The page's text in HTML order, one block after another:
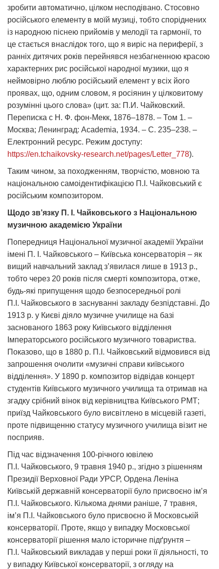
зробити автоматично, цілком несподівано. Стосовно
російського елементу в моїй музиці, тобто споріднених
із народною піснею прийомів у мелодії та гармонії, то
це стається внаслідок того, що я виріс на периферії, з
ранніх дитячих років перейнявся незбагненною красою
характерних рис російської народної музики, що я
неймовірно люблю російський елемент у всіх його
проявах, що, одним словом, я росіянин у цілковитому
розумінні цього слова» (цит. за: П.И. Чайковский.
Переписка с Н. Ф. фон-Мекк, 1876–1878. – Том 1. –
Москва; Ленинград: Academia, 1934. – С. 235–238. –
Електронний ресурс. Режим доступу:
https://en.tchaikovsky-research.net/pages/Letter_778).
Таким чином, за походженням, творчістю, мовною та
національною самоідентифікацією П.І. Чайковський є
російським композитором.
Щодо зв’язку П. І. Чайковського з Національною
музичною академією України
Попередниця Національної музичної академії України
імені П. І. Чайковського – Київська консерваторія – як
вищий навчальний заклад з’явилася лише в 1913 р.,
тобто через 20 років після смерті композитора, отже,
будь-які припущення щодо безпосередньої ролі
П.І. Чайковського в заснуванні закладу безпідставні. До
1913 р. у Києві діяло музичне училище на базі
заснованого 1863 року Київського відділення
Імператорського російського музичного товариства.
Показово, що в 1880 р. П.І. Чайковський відмовився від
запрошення очолити «музичні справи київського
відділення». У 1890 р. композитор відвідав концерт
студентів Київського музичного училища та отримав на
згадку срібний вінок від керівництва Київського РМТ;
приїзд Чайковського було висвітлено в місцевій газеті,
проте підвищенню статусу музичного училища візит не
посприяв.
Під час відзначення 100-річного ювілею
П.І. Чайковського, 9 травня 1940 р., згідно з рішенням
Президії Верховної Ради УРСР, Ордена Леніна
Київській державній консерваторії було присвоєно ім’я
П.І. Чайковського. Кількома днями раніше, 7 травня,
ім’я П.І. Чайковського було присвоєно й Московській
консерваторії. Проте, якщо у випадку Московської
консерваторії рішення мало історичне підґрунтя –
П.І. Чайковський викладав у перші роки її діяльності, то
у випадку Київської консерваторії, з огляду на